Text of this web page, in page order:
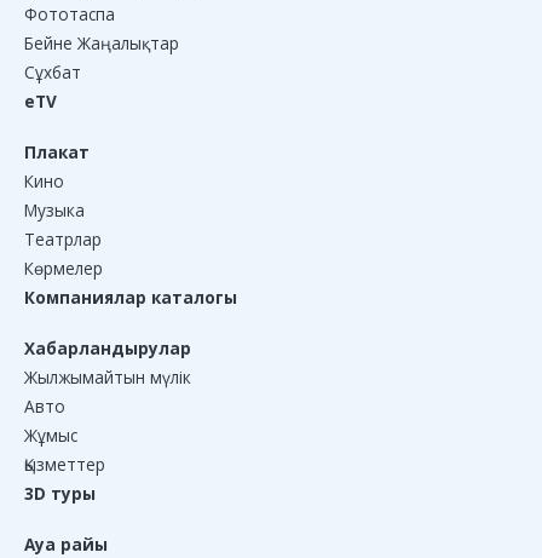
Фототаспа
Бейне Жаңалықтар
Сұхбат
eTV
Плакат
Кино
Музыка
Театрлар
Көрмелер
Компаниялар каталогы
Хабарландырулар
Жылжымайтын мүлік
Авто
Жұмыс
Қызметтер
3D туры
Ауа райы